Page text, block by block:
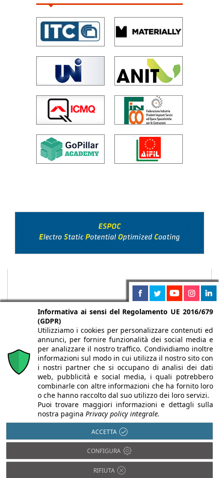
Chi siamo Autori Per la tua pubblicità
Iscriviti alla
newsletter
Infobuild è testata registrata presso il Tribunale di Milano al n° 63
dell’8/3/2013 - ISSN 2282-2267
© 2000-2026 Infoweb srl - P.IVA 13155920153 - Tutti i diritti
Informativa ai sensi del Regolamento UE 2016/679
(GDPR)
Utilizziamo i cookies per personalizzare contenuti ed
annunci, per fornire funzionalità dei social media e
per analizzare il nostro traffico. Condividiamo inoltre
informazioni sul modo in cui utilizza il nostro sito con
i nostri partner che si occupano di analisi dei dati
web, pubblicità e social media, i quali potrebbero
combinarle con altre informazioni che ha fornito loro
o che hanno raccolto dal suo utilizzo dei loro servizi.
Puoi trovare maggiori informazioni e dettagli sulla
nostra pagina Privacy policy integrale.
ACCETTA
CONFIGURA
RIFIUTA